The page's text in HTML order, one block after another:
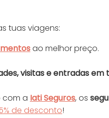
tuas viagens:
ao melhor preço.
des, visitas e entradas em
com a Iati Seguros, os
de desconto!